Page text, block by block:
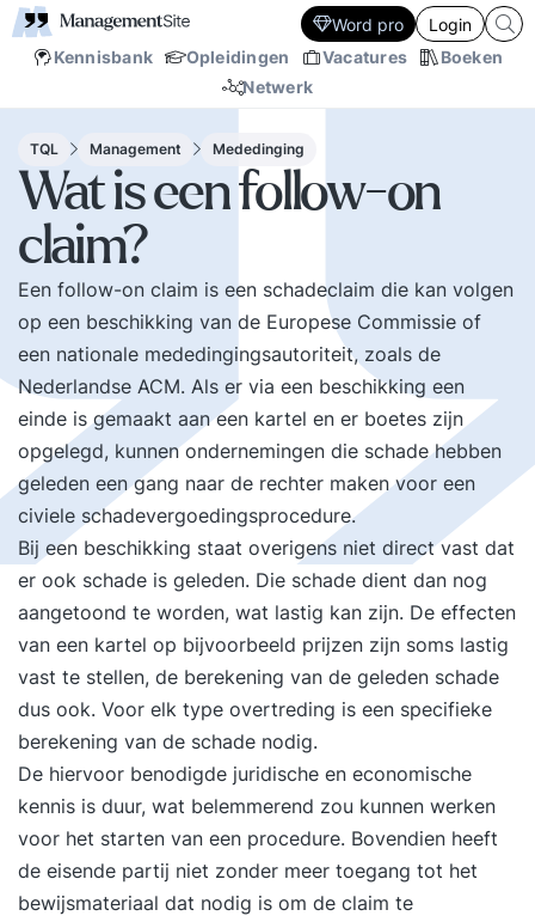
Kennisbank Opleidingen Vacatures
Boeken
Netwerk
Word pro Login
TQL Management Mededinging
Wat is een follow-on
claim?
Een follow-on claim is een schadeclaim die kan volgen
op een beschikking van de Europese Commissie of
een nationale mededingingsautoriteit, zoals de
Nederlandse ACM. Als er via een beschikking een
einde is gemaakt aan een kartel en er boetes zijn
opgelegd, kunnen ondernemingen die schade hebben
geleden een gang naar de rechter maken voor een
civiele schadevergoedingsprocedure.
Bij een beschikking staat overigens niet direct vast dat
er ook schade is geleden. Die schade dient dan nog
aangetoond te worden, wat lastig kan zijn. De effecten
van een kartel op bijvoorbeeld prijzen zijn soms lastig
vast te stellen, de berekening van de geleden schade
dus ook. Voor elk type overtreding is een specifieke
berekening van de schade nodig.
De hiervoor benodigde juridische en economische
kennis is duur, wat belemmerend zou kunnen werken
voor het starten van een procedure. Bovendien heeft
de eisende partij niet zonder meer toegang tot het
bewijsmateriaal dat nodig is om de claim te